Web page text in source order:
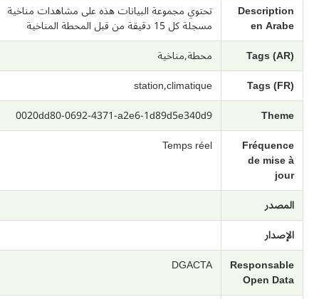
Description
en Arabe
تحتوي مجموعة البيانات هذه على مشاهدات مناخية
مسجلة كل 15 دقيقة من قبل المحطة المناخية
Tags (AR)
محطة,مناخية
Tags (FR)
station,climatique
Theme
0020dd80-0692-4371-a2e6-1d89d5e340d9
Fréquence
de mise à
jour
Temps réel
المصدر
الإصدار
Responsable
Open Data
DGACTA